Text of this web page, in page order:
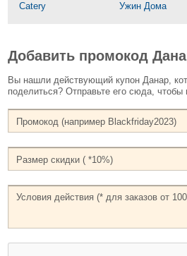
Catery
Ужин Дома
Добавить промокод
Вы нашли действующий купон Данар,
поделиться? Отправьте его сюда,